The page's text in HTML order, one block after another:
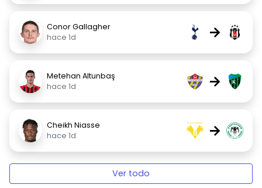
Conor Gallagher
hace 1d
→
Metehan Altunbaş
hace 1d
→
Cheikh Niasse
hace 1d
→
Ver todo